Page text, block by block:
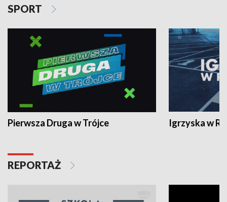
SPORT
Pierwsza Druga w Trójce Igrzyska w
REPORTAŻ